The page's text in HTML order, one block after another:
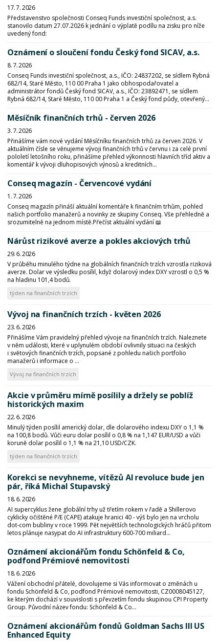
17. 7. 2026
Představenstvo společnosti Conseq Funds investiční společnost, a.s.
stanovilo datum 27.07.2026 k jednání o výplatě podílu na zisku pro níže
uvedený fond:
Oznámení o sloučení fondu Český fond SICAV, a.s.
8. 7. 2026
Conseq Funds investiční společnost, a.s., IČO: 24837202, se sídlem Rybná
682/14, Staré Město, 110 00 Praha 1 jako obhospodařovatel a
administrátor fondů Český fond SICAV, a.s., IČO: 23892471, se sídlem
Rybná 682/14, Staré Město, 110 00 Praha 1 a Český fond půdy, otevřený...
Měsíčník finančních trhů - červen 2026
3. 7. 2026
Přinášíme vám nové vydání Měsíčníku finančních trhů za červen 2026. V
aktuálním čísle se věnujeme vývoji finančních trhů v červnu i za celé první
pololetí letošního roku, přinášíme přehled výkonnosti hlavních tříd aktiv a
komentář k vývoji dluhopisových výnosů a kreditních...
Conseq magazín - Červencové vydání
1. 7. 2026
Conseq magazín přináší aktuální komentáře k finančním trhům, pohled
našich portfolio manažerů a novinky ze skupiny Conseq. Vše přehledně a
srozumitelně na jednom místě.Přečíst aktuální vydání 📖
Nárůst rizikové averze a pokles akciových trhů
29. 6. 2026
V průběhu minulého týdne na globálních finančních trzích vzrostla riziková
averze. Dolar ve výsledku posílil, když dolarový index DXY vzrostl o 0,5 %
na hladinu 101,4 bodů.
týden na finančních trzích
Vývoj na finančních trzích - květen 2026
23. 6. 2026
Přinášíme Vám pravidelný přehled vývoje na finančních trzích. Naleznete
v něm události, které v uplynulém období ovlivnily situaci na českých
i světových finančních trzích, popsané z pohledu našich portfolio
manažerů i informace o ...
Vývoj na finančních trzích
Akcie v průměru mírně posílily a držely se poblíž
historických maxim
22. 6. 2026
Minulý týden posílil americký dolar, dle dolarového indexu DXY o 1,1 %
na 100,8 bodů. Vůči euru dolar posílil o 0,8 % na 1,147 EUR/USD a vůči
koruně dolar posílil o 1,1 % na 21,10 USD/CZK.
týden na finančních trzích
Korekci se nevyhneme, vítězů AI revoluce bude jen
pár, říká Michal Stupavský
18. 6. 2026
AI supercyklus žene globální trhy už třetím rokem v řadě a Shillerovo
cyklicky očištěné P/E (CAPE) atakuje hranici 40 - výš bylo jen na vrcholu
dot-com bubliny v roce 1999. Pět největších technologických hráčů přitom
letos plánuje nasypat do AI infrastruktury 600-700 miliard...
Oznámení akcionářům fondu Schönfeld & Co,
podfond Prémiové nemovitosti
18. 6. 2026
Vážení obchodní přátelé, dovolujeme si Vás informovat o změnách u
fondu Schönfeld & Co, podfond Prémiové nemovitosti, CZ0008045127,
ke kterým dochází v souvislosti s převzetím fondu skupinou CPI Property
Group. Původní název fondu: Schönfeld & Co...
Oznámení akcionářům fondů Goldman Sachs III US
Enhanced Equity